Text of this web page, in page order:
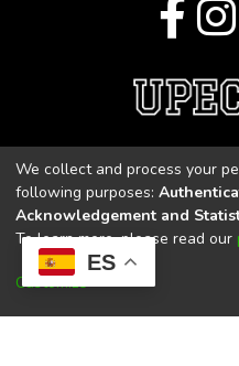
ES
Universidad
Universidad Politécnica
CACES Resolución
We collect and process your
following purposes:
Acknowledgement and
To learn more, please read our
Customize